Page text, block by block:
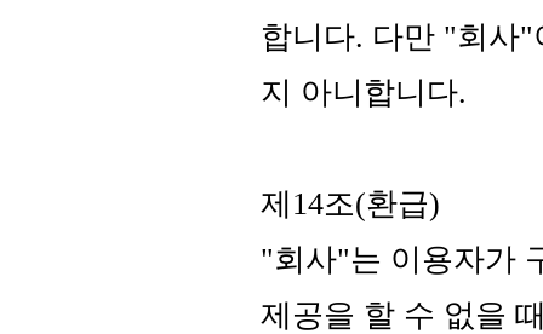
합니다. 다만 "회사"
지 아니합니다.
제14조(환급)
"회사"는 이용자가
제공을 할 수 없을